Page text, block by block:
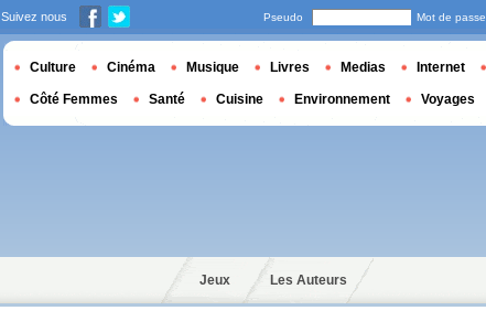
Jeux Les Auteurs
Suivez nous Pseudo Mot de passe
Culture Cinéma Musique Livres Medias Internet
Côté Femmes Santé Cuisine Environnement Voyages